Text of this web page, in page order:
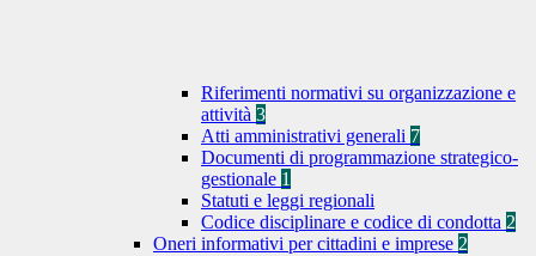
Riferimenti normativi su organizzazione e
attività 3
Atti amministrativi generali 7
Documenti di programmazione strategico-
gestionale 1
Statuti e leggi regionali
Codice disciplinare e codice di condotta 2
Oneri informativi per cittadini e imprese 2